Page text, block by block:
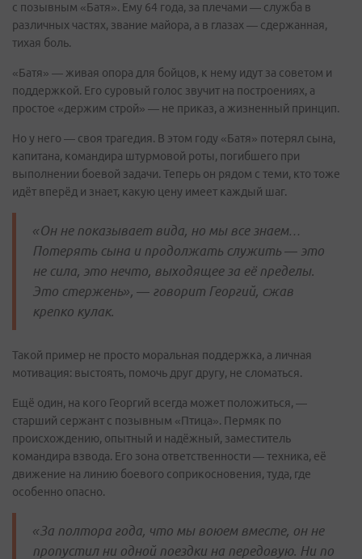
с позывным «Батя». Ему 64 года, за плечами — служба в
различных частях, звание майора, а в глазах — сдержанная,
тихая боль.
«Батя» — живая опора для бойцов, к нему идут за советом и
поддержкой. Его суровый голос звучит на построениях, а
простое «держим строй» — не приказ, а жизненный принцип.
Но у него — своя трагедия. В этом году «Батя» потерял сына,
капитана, командира штурмовой роты, погибшего при
выполнении боевой задачи. Теперь он рядом с теми, кто тоже
идёт вперёд и знает, какую цену имеет каждый шаг.
«Он не показывает вида, но мы все знаем…
Потерять сына и продолжать служить — это
не сила, это нечто, выходящее за её пределы.
Это стержень», — говорит Георгий, сжав
крепко кулак.
Такой пример не просто моральная поддержка, а личная
мотивация: выстоять, помочь друг другу, не сломаться.
Ещё один, на кого Георгий всегда может положиться, —
старший сержант с позывным «Птица». Пермяк по
происхождению, опытный и надёжный, заместитель
командира взвода. Его зона ответственности — техника, её
движение на линию боевого соприкосновения, туда, где
особенно опасно.
«За полтора года, что мы воюем вместе, он не
пропустил ни одной поездки на передовую. Ни по